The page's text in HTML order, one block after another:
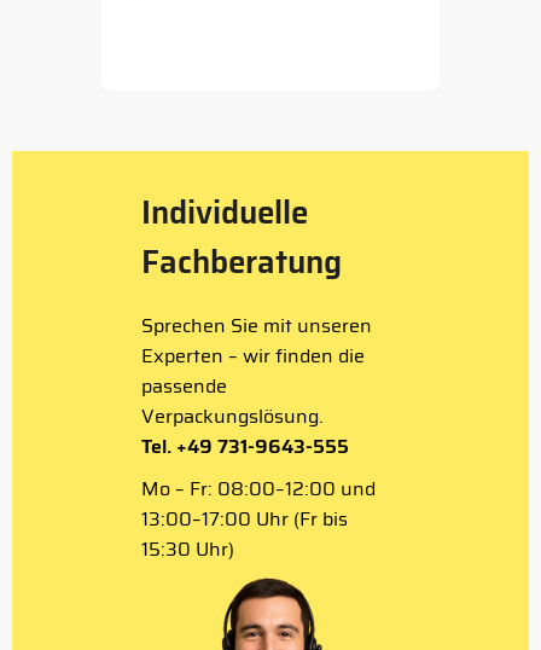
Individuelle
Fachberatung
Sprechen Sie mit unseren
Experten – wir finden die
passende
Verpackungslösung.
Tel. +49 731-9643-555
Mo – Fr: 08:00–12:00 und
13:00–17:00 Uhr (Fr bis
15:30 Uhr)